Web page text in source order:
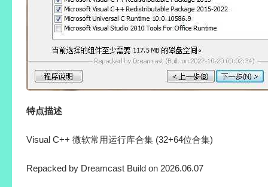
特点描述
Visual C++ 微软常用运行库合集 (32+64位合集)
Repacked by Dreamcast Build on 2026.06.07